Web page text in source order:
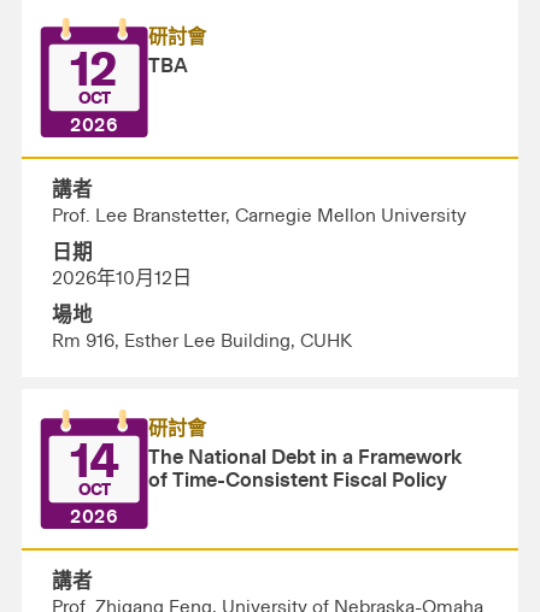
12
OCT
2026
研討會
TBA
講者
Prof. Lee Branstetter, Carnegie Mellon University
日期
2026年10月12日
場地
Rm 916, Esther Lee Building, CUHK
14
OCT
2026
研討會
The National Debt in a Framework
of Time-Consistent Fiscal Policy
講者
Prof. Zhigang Feng, University of Nebraska-Omaha